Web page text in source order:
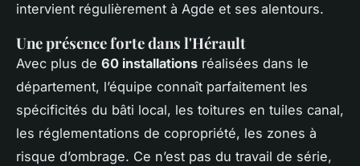
intervient régulièrement à Agde et ses alentours.
Une présence forte dans l'Hérault
Avec plus de 60 installations réalisées dans le
département, l’équipe connaît parfaitement les
spécificités du bâti local, les toitures en tuiles canal,
les réglementations de copropriété, les zones à
risque d’ombrage. Ce n’est pas du travail de série,